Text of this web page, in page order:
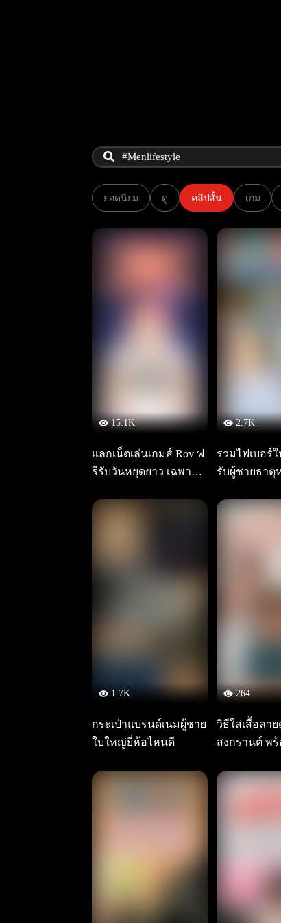
ยอดนิยม ดู คลิปสั้น เกม
15.1K
แลกเน็ตเล่นเกมส์ Rov ฟ
รีรับวันหยุดยาว เฉพาะลู
2.7K
รวมไฟเบอร์
รับผู้ชายธาตุ
1.7K
กระเป๋าแบรนด์เนมผู้ชาย
ใบใหญ่ยี่ห้อไหนดี
264
วิธีใส่เสื้อลา
สงกรานต์ พ